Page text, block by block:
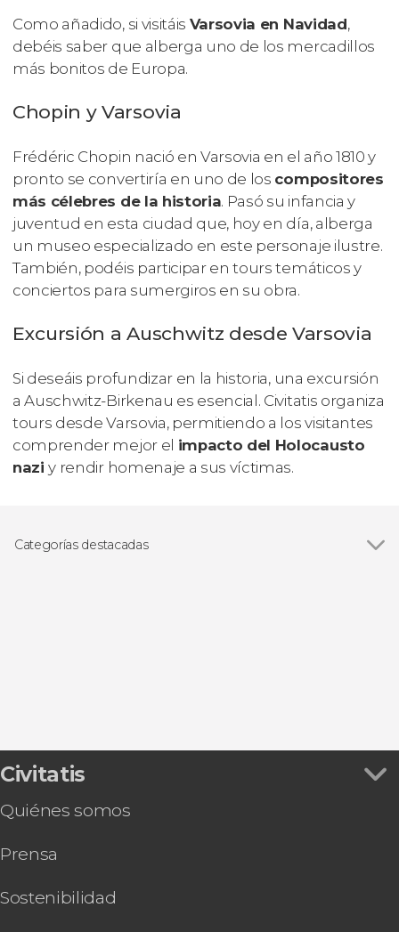
Como añadido, si visitáis Varsovia en Navidad,
debéis saber que alberga uno de los mercadillos
más bonitos de Europa.
Chopin y Varsovia
Frédéric Chopin nació en Varsovia en el año 1810 y
pronto se convertiría en uno de los compositores
más célebres de la historia. Pasó su infancia y
juventud en esta ciudad que, hoy en día, alberga
un museo especializado en este personaje ilustre.
También, podéis participar en tours temáticos y
conciertos para sumergiros en su obra.
Excursión a Auschwitz desde Varsovia
Si deseáis profundizar en la historia, una excursión
a Auschwitz-Birkenau es esencial. Civitatis organiza
tours desde Varsovia, permitiendo a los visitantes
comprender mejor el impacto del Holocausto
naziy rendir homenaje a sus víctimas.
Categorías destacadas
Civitatis
Quiénes somos
Prensa
Sostenibilidad